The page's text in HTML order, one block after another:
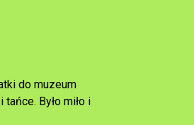
do muzeum
Było miło i